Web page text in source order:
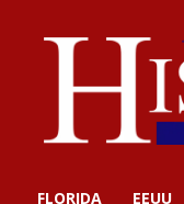
FLORIDA EEUU